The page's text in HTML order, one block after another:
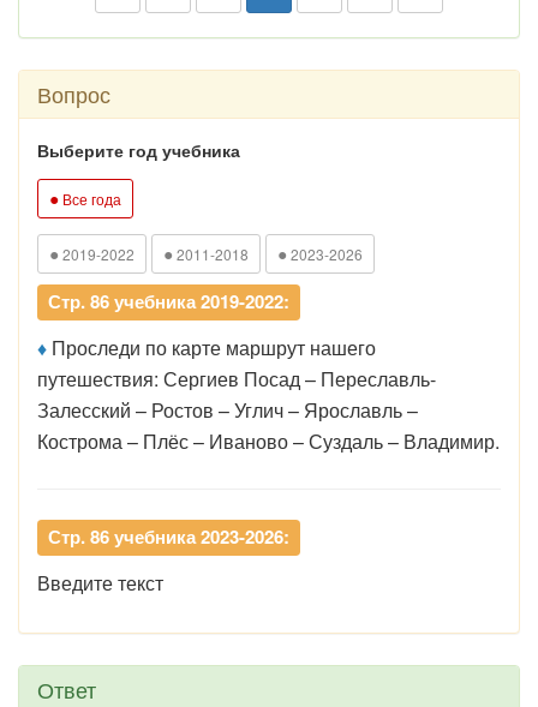
Вопрос
Выберите год учебника
● Все года
● 2019-2022 ● 2011-2018 ● 2023-2026
Стр. 86 учебника 2019-2022:
♦ Проследи по карте маршрут нашего
путешествия: Сергиев Посад – Переславль-
Залесский – Ростов – Углич – Ярославль –
Кострома – Плёс – Иваново – Суздаль – Владимир.
Стр. 86 учебника 2023-2026:
Введите текст
Ответ